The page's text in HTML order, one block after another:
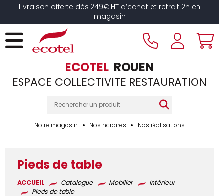
Livraison offerte dès 249€ HT d’achat et retrait 2h en
magasin
ECOTEL ROUEN
ESPACE COLLECTIVITE RESTAURATION
Notre magasin Nos horaires Nos réalisations
Pieds de table
ACCUEIL Catalogue Mobilier
Intérieur
Pieds de table
Panneau de gestion des cookies